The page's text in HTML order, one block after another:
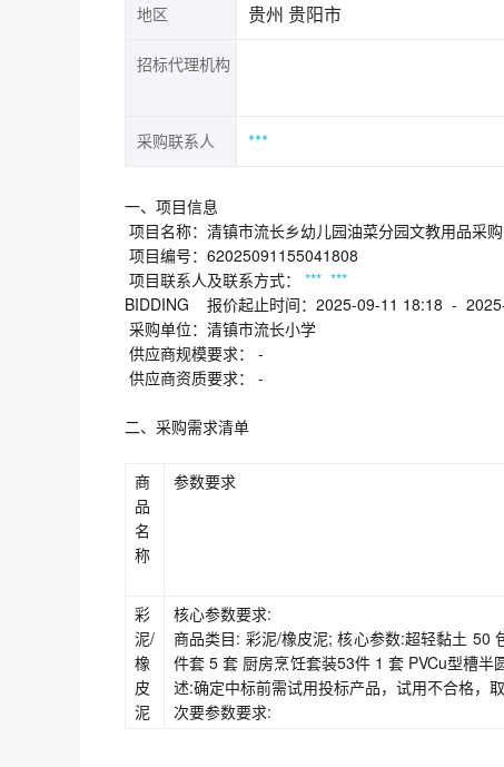
地区 贵州 贵阳市
招标代理机构
采购联系人 ***
一、项目信息
项目名称：清镇市流长乡幼儿园油菜分园文教用品采购
项目编号：62025091155041808
项目联系人及联系方式： *** ***
BIDDING 报价起止时间：2025-09-11 18:18 -
采购单位：清镇市流长小学
供应商规模要求： -
供应商资质要求： -
二、采购需求清单
商
品
名
称
参数要求
彩
泥/
橡
皮
泥
核心参数要求:
商品类目: 彩泥/橡皮泥; 核心参数:超轻黏土 50
件套 5 套 厨房烹饪套装53件 1 套 PVCu型槽
述:确定中标前需试用投标产品，试用不合格，
次要参数要求: